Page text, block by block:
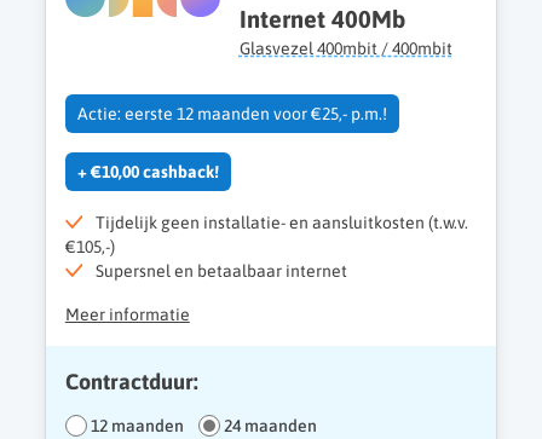
Internet 400Mb
Glasvezel 400mbit / 400mbit
Actie: eerste 12 maanden voor €25,- p.m.!
+ €10,00 cashback!
Tijdelijk geen installatie- en aansluitkosten (t.w.v.
€105,-)
Supersnel en betaalbaar internet
Meer informatie
Contractduur:
12 maanden 24 maanden